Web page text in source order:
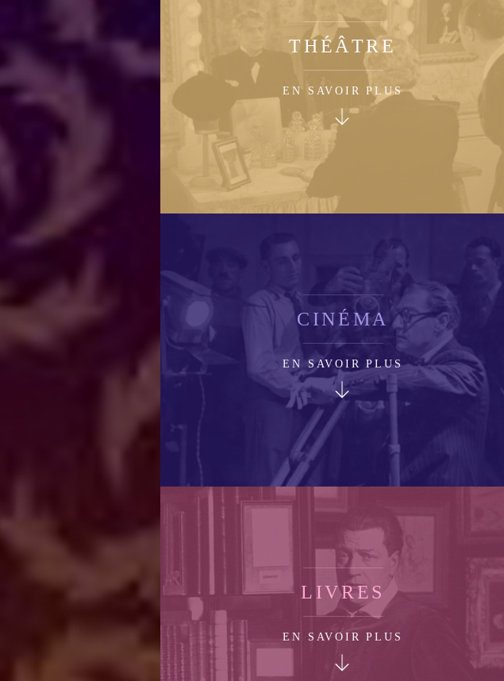
THÉÂTRE
EN SAVOIR PLUS
CINÉMA
EN SAVOIR PLUS
LIVRES
EN SAVOIR PLUS